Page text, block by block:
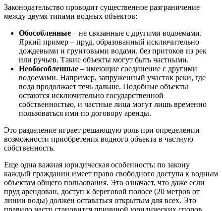
Законодательство проводит существенное разграничение
между двумя типами водных объектов:
Обособленные – не связанные с другими водоемами.
Яркий пример – пруд, образованный исключительно
дождевыми и грунтовыми водами, без притоков из рек
или ручьев. Такие объекты могут быть частными.
Необособленные – имеющие соединение с другими
водоемами. Например, запруженный участок реки, где
вода продолжает течь дальше. Подобные объекты
остаются исключительно государственной
собственностью, и частные лица могут лишь временно
пользоваться ими по договору аренды.
Это разделение играет решающую роль при определении
возможности приобретения водного объекта в частную
собственность.
Еще одна важная юридическая особенность: по закону
каждый гражданин имеет право свободного доступа к водным
объектам общего пользования. Это означает, что даже если
пруд арендован, доступ к береговой полосе (20 метров от
линии воды) должен оставаться открытым для всех. Это
правило часто становится причиной юридических споров